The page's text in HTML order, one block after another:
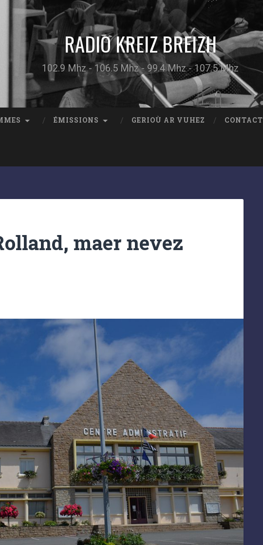
RADIO KREIZ BREIZH
102.9 Mhz - 106.5 Mhz - 99.4 Mhz - 107.5 Mhz
ÉMISSIONS GERIOÙ AR VUHEZ CONTACT
maer nevez